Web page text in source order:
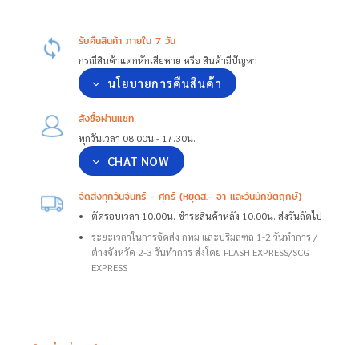
รับคืนสินค้า ภายใน 7 วัน
กรณีสินค้าแตกหักเสียหาย หรือ สินค้ามีปัญหา
นโยบายการคืนสินค้า
สั่งซื้อผ่านแชท
ทุกวันเวลา 08.00น - 17.30น.
CHAT NOW
จัดส่งทุกวันจันทร์ - ศุกร์ (หยุดส.- อา และวันนักขัตฤกษ์)
ตัดรอบเวลา 10.00น. ชำระสินค้าหลัง 10.00น. ส่งวันถัดไป
ระยะเวลาในการจัดส่ง กทม และปริมลฑล 1-2 วันทำการ /
ต่างจังหวัด 2-3 วันทำการ ส่งโดย FLASH EXPRESS/SCG
EXPRESS